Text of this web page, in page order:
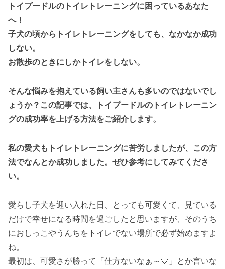
トイプードルのトイレトレーニングに困っているあなた
へ！
子犬の頃からトイレトレーニングをしても、なかなか成功
しない。
お散歩のときにしかトイレをしない。
そんな悩みを抱えている飼い主さんも多いのではないでし
ょうか？この記事では、トイプードルのトイレトレーニン
グの成功率を上げる方法をご紹介します。
私の愛犬もトイレトレーニングに苦労しましたが、この方
法でなんとか成功しました。ぜひ参考にしてみてくださ
い。
愛らし子犬を迎い入れた日、とっても可愛くて、見ている
だけで幸せになる時間を過ごしたと思いますが、そのうち
におしっこやうんちをトイレでない場所で必ず始めますよ
ね。
最初は、可愛さが勝って「仕方ないなぁ～💛」とか言いな